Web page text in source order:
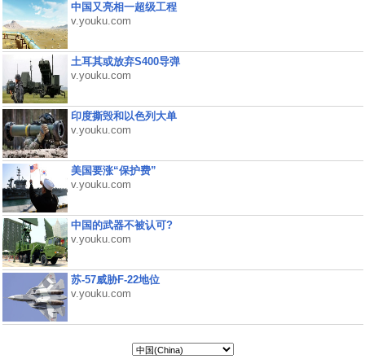
中国又亮相一超级工程
v.youku.com
土耳其或放弃S400导弹
v.youku.com
印度撕毁和以色列大单
v.youku.com
美国要涨“保护费”
v.youku.com
中国的武器不被认可?
v.youku.com
苏-57威胁F-22地位
v.youku.com